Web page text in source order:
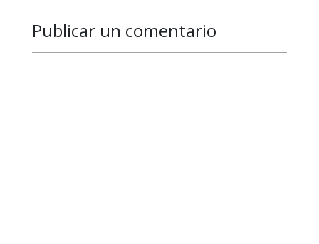
Publicar un comentario